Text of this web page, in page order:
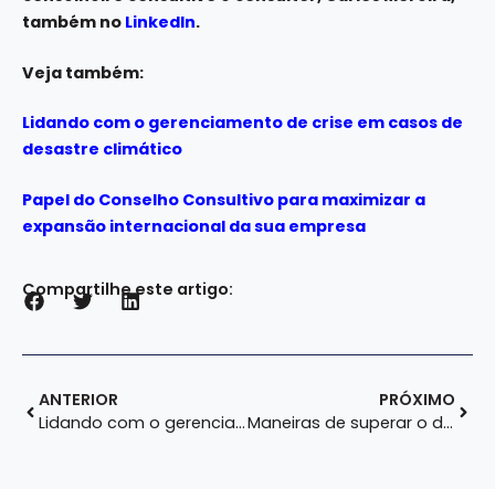
também no LinkedIn.
Veja também:
Lidando com o gerenciamento de crise em casos de
desastre climático
Papel do Conselho Consultivo para maximizar a
expansão internacional da sua empresa
Compartilhe este artigo:
ANTERIOR
Lidando com o gerenciamento de crise em casos de desastre climático
PRÓXIMO
Maneiras de superar o despreparo na empresa familiar